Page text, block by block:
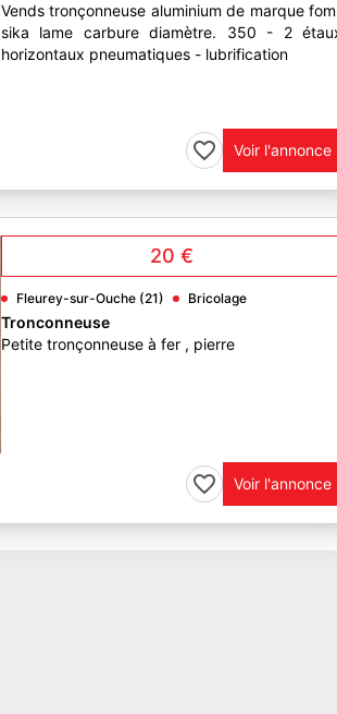
Vends tronçonneuse aluminium de marque
sika lame carbure diamètre. 350 - 2
horizontaux pneumatiques - lubrification
Voir l'annonce
20 €
Fleurey-sur-Ouche (21) Bricolage
Tronconneuse
Petite tronçonneuse à fer , pierre
Voir l'annonce